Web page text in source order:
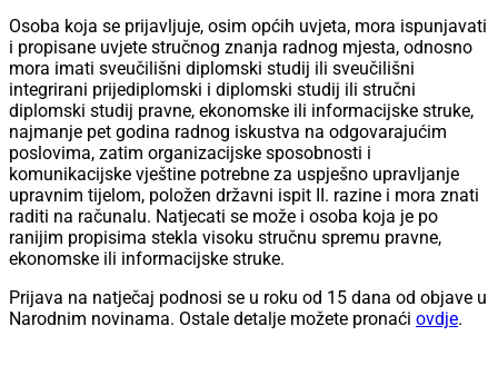
Osoba koja se prijavljuje, osim općih uvjeta, mora ispunjavati
i propisane uvjete stručnog znanja radnog mjesta, odnosno
mora imati sveučilišni diplomski studij ili sveučilišni
integrirani prijediplomski i diplomski studij ili stručni
diplomski studij pravne, ekonomske ili informacijske struke,
najmanje pet godina radnog iskustva na odgovarajućim
poslovima, zatim organizacijske sposobnosti i
komunikacijske vještine potrebne za uspješno upravljanje
upravnim tijelom, položen državni ispit II. razine i mora znati
raditi na računalu. Natjecati se može i osoba koja je po
ranijim propisima stekla visoku stručnu spremu pravne,
ekonomske ili informacijske struke.
Prijava na natječaj podnosi se u roku od 15 dana od objave u
Narodnim novinama. Ostale detalje možete pronaći ovdje.